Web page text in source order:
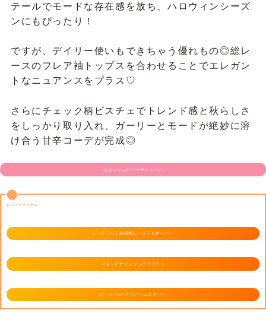
テールでモードな存在感を放ち、ハロウィンシーズ
ンにもぴったり！
ですが、デイリー使いもできちゃう優れもの◎総レ
ースのフレア袖トップスを合わせることでエレガン
トなニュアンスをプラス♡
さらにチェック柄ビスチェでトレンド感と秋らしさ
をしっかり取り入れ、ガーリーとモードが絶妙に溶
け合う甘辛コーデが完成◎
はなちゃんのコーディネート
おススメアイテム
レースフレア袖起毛レースプルオーバー
ベルトデザインジップビスチェ
ボリューム×アシメヘムスカート